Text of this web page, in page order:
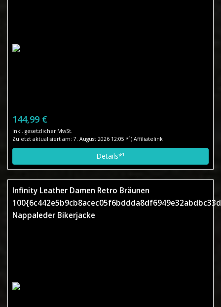
144,99 €
inkl. gesetzlicher MwSt.
Zuletzt aktualisiert am: 7. August 2026 12:05 *¹) Affiliatelink
Details*¹
Infinity Leather Damen Retro Bräunen
Nappaleder Bikerjacke